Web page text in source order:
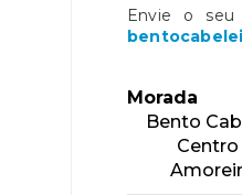
Envie o seu
Morada
Bento